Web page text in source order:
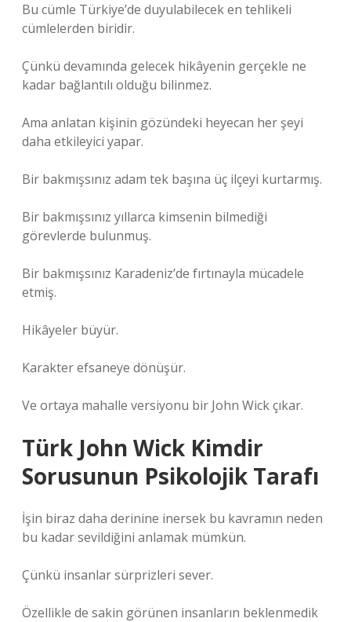
Bu cümle Türkiye’de duyulabilecek en tehlikeli
cümlelerden biridir.
Çünkü devamında gelecek hikâyenin gerçekle ne
kadar bağlantılı olduğu bilinmez.
Ama anlatan kişinin gözündeki heyecan her şeyi
daha etkileyici yapar.
Bir bakmışsınız adam tek başına üç ilçeyi kurtarmış.
Bir bakmışsınız yıllarca kimsenin bilmediği
görevlerde bulunmuş.
Bir bakmışsınız Karadeniz’de fırtınayla mücadele
etmiş.
Hikâyeler büyür.
Karakter efsaneye dönüşür.
Ve ortaya mahalle versiyonu bir John Wick çıkar.
Türk John Wick Kimdir
Sorusunun Psikolojik Tarafı
İşin biraz daha derinine inersek bu kavramın neden
bu kadar sevildiğini anlamak mümkün.
Çünkü insanlar sürprizleri sever.
Özellikle de sakin görünen insanların beklenmedik